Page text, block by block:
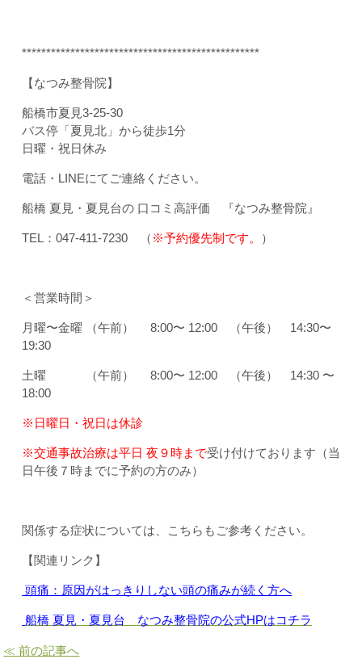
*************************************************
【なつみ整骨院】
船橋市夏見3-25-30
バス停「夏見北」から徒歩1分
日曜・祝日休み
電話・LINEにてご連絡ください。
船橋 夏見・夏見台の 口コミ高評価 『なつみ整骨院』
TEL：047-411-7230 （ ※予約優先制です。 ）
＜営業時間＞
月曜〜金曜 （午前） 8:00〜 12:00 （午後） 14:30〜
19:30
土曜 （午前） 8:00〜 12:00 （午後） 14:30 〜
18:00
※日曜日・祝日は休診
※交通事故治療は平日 夜９時まで受け付けております（当
日午後７時までに予約の方のみ）
関係する症状については、こちらもご参考ください。
【関連リンク】
頭痛：原因がはっきりしない頭の痛みが続く方へ
船橋 夏見・夏見台 なつみ整骨院の公式HPはコチラ
≪ 前の記事へ